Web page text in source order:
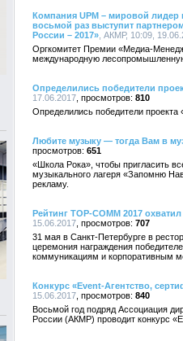
Компания UPM – мировой лидер
восьмой раз выступит
России – 2017» , АКМР, 10:09,
Оргкомитет Премии «Медиа-
международную
Определились победители
17.06.2017
810
Определились победители
Любите музыку — тогда Вам в
651
«Школа Рока», чтобы пригласить
музыкального лагеря «Запомню
рекламу.
Рейтинг TOP-COMM 2017
15.06.2017
707
31 мая в Санкт-Петербурге в
церемония награждения
коммуникациям и корпоративным
Конкурс «Event-Агентство,
15.06.2017
840
Восьмой год подряд Ассоциация
России (АКМР) проводит конкурс